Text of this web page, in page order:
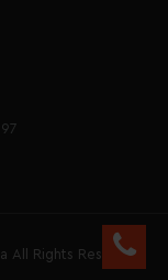
All Rights Reserved